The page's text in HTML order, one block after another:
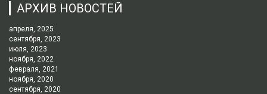
АРХИВ НОВОСТЕЙ
апреля, 2025
сентября, 2023
июля, 2023
ноября, 2022
февраля, 2021
ноября, 2020
сентября, 2020